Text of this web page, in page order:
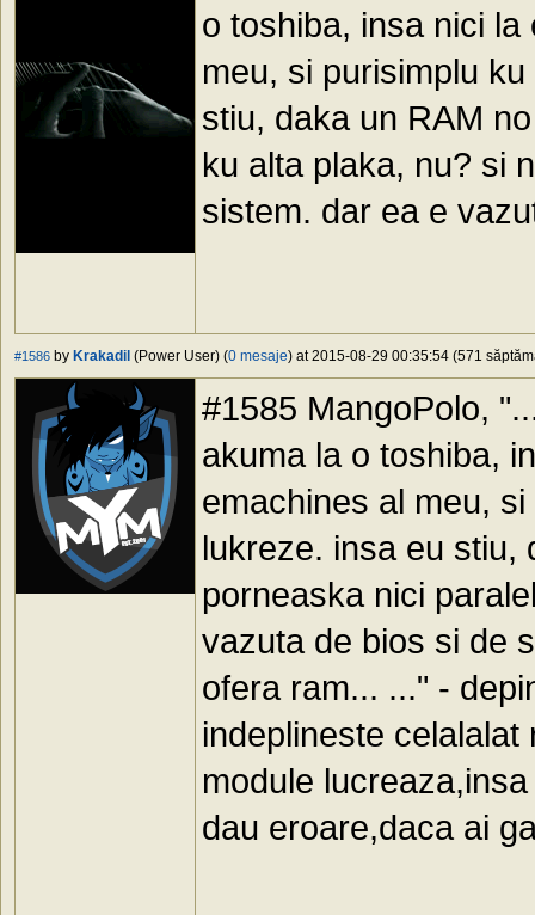
o toshiba, insa nici
meu, si purisimplu
stiu, daka un RAM
ku alta plaka, nu? si
sistem. dar ea e
#1586 by Krakadil (Power User) (0 mesaje) at 2015-08-29 00:35:54 (571
#1585 MangoPolo,
akuma la o toshiba,
emachines al meu,
lukreze. insa eu stiu,
porneaska nici
vazuta de bios si de
ofera ram... ..." -
indeplineste
module
dau eroare,daca ai